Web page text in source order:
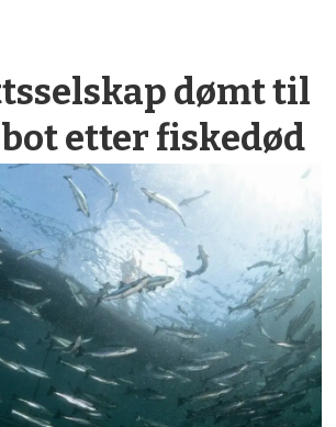
dømt til
etter fiskedød